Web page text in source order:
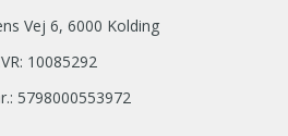
Vej 6, 6000 Kolding
10085292
5798000553972